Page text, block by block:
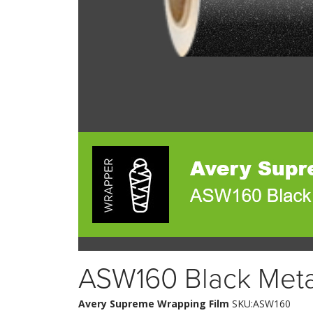
ASW160 Black
Avery Supreme Wrapping Film SKU:ASW160